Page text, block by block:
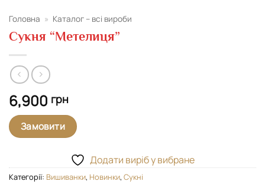
Головна » Каталог – всі вироби
Сукня “Метелиця”
6,900 грн
Замовити
Додати виріб у вибране
Категорії: Вишиванки, Новинки, Сукні